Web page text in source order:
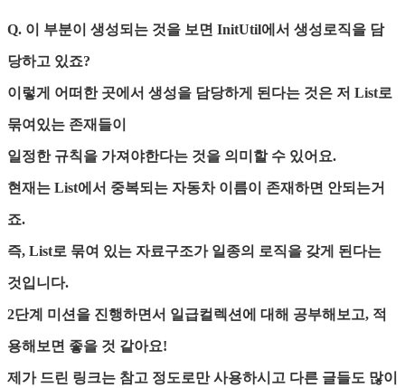
Q. 이 부분이 생성되는 것을 보면 InitUtil에서 생성로직을 담
당하고 있죠?
이렇게 어떠한 곳에서 생성을 담당하게 된다는 것은 저 List로
묶여있는 존재들이
일정한 규칙을 가져야한다는 것을 의미할 수 있어요.
현재는 List에서 중복되는 자동차 이름이 존재하면 안되는거
죠.
즉, List로 묶여 있는 자료구조가 일종의 로직을 갖게 된다는
것입니다.
2단계 미션을 진행하면서 일급컬렉션에 대해 공부해보고, 적
용해보면 좋을 것 같아요!
제가 드린 링크는 참고 정도로만 사용하시고 다른 글들도 많이